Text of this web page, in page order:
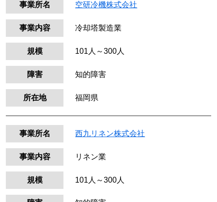
事業所名 空研冷機株式会社
事業内容 冷却塔製造業
規模 101人～300人
障害 知的障害
所在地 福岡県
事業所名 西九リネン株式会社
事業内容 リネン業
規模 101人～300人